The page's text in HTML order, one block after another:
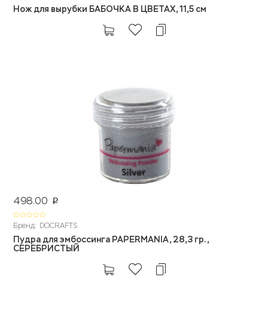
Нож для вырубки БАБОЧКА В ЦВЕТАХ, 11,5 см
498.00 p
Бренд: DOCRAFTS
Пудра для эмбоссинга PAPERMANIA, 28,3 гр.,
СЕРЕБРИСТЫЙ